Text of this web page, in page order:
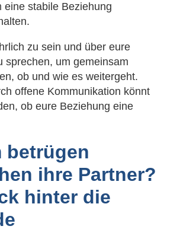
eine stabile Beziehung
zu sein und über eure
sprechen, um gemeinsam
ob und wie es weitergeht.
offene Kommunikation könnt
ob eure Beziehung eine
betrügen
ihre Partner?
hinter die